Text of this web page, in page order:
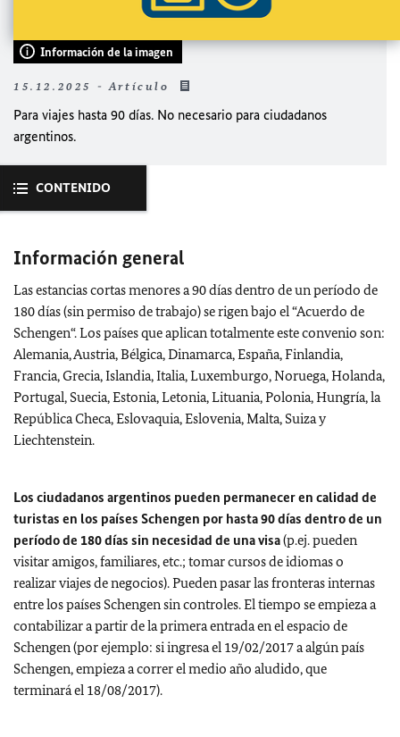
Información de la imagen
15.12.2025 - Artículo
Para viajes hasta 90 días. No necesario para ciudadanos
argentinos.
CONTENIDO
Información general
Las estancias cortas menores a 90 días dentro de un período de
180 días (sin permiso de trabajo) se rigen bajo el “Acuerdo de
Schengen“. Los países que aplican totalmente este convenio son:
Alemania, Austria, Bélgica, Dinamarca, España, Finlandia,
Francia, Grecia, Islandia, Italia, Luxemburgo, Noruega, Holanda,
Portugal, Suecia, Estonia, Letonia, Lituania, Polonia, Hungría, la
República Checa, Eslovaquia, Eslovenia, Malta, Suiza y
Liechtenstein.
Los ciudadanos argentinos pueden permanecer en calidad de
turistas en los países Schengen por hasta 90 días dentro de un
período de 180 días sin necesidad de una visa(p.ej. pueden
visitar amigos, familiares, etc.; tomar cursos de idiomas o
realizar viajes de negocios). Pueden pasar las fronteras internas
entre los países Schengen sin controles. El tiempo se empieza a
contabilizar a partir de la primera entrada en el espacio de
Schengen (por ejemplo: si ingresa el 19/02/2017 a algún país
Schengen, empieza a correr el medio año aludido, que
terminará el 18/08/2017).